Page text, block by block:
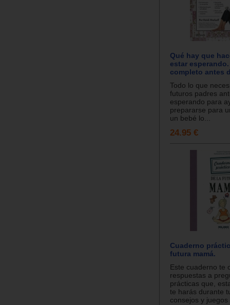
Qué hay que
estar
completo antes
Todo lo que
futuros padres
esperando para
prepararse para
un bebé lo...
24.95 €
Cuaderno
futura mamá.
Este cuaderno te
respuestas a
prácticas que,
te harás durante
consejos y juegos